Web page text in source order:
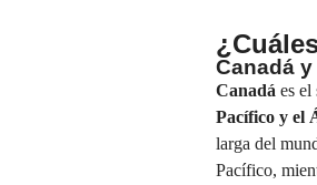
Canadá
Canadá es el
Pacífico y el
larga del
Pacífico,